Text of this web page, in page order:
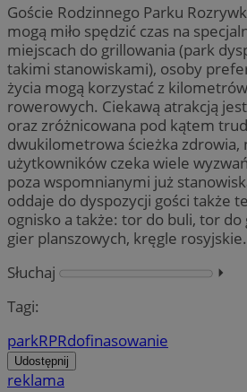
Goście Rodzinnego Parku
mogą miło spędzić czas na
miejscach do grillowania (park
takimi stanowiskami), osoby
życia mogą korzystać z
rowerowych. Ciekawą atrakcją
oraz zróżnicowana pod kątem
dwukilometrowa ścieżka zdrowia,
użytkowników czeka wiele
poza wspomnianymi już
oddaje do dyspozycji gości także
ognisko a także: tor do buli, tor do
gier planszowych, kręgle rosyjskie.
Słuchaj
⏵︎
Tagi:
parkRPRdofinasowanie
Udostępnij
reklama